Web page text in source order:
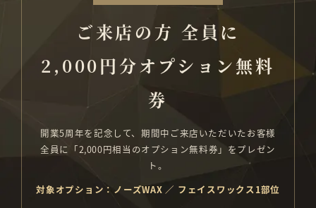
ご来店の方 全員に
2,000円分オプション無料
券
開業5周年を記念して、期間中ご来店いただいたお客様
全員に「2,000円相当のオプション無料券」をプレゼン
ト。
対象オプション：ノーズWAX ／ フェイスワックス1部位